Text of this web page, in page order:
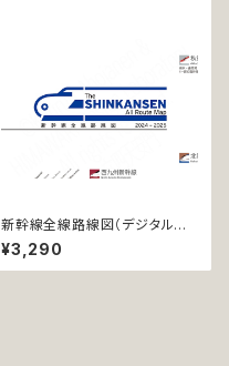
新幹線全線路線図（デジタル版
／LT-NC）
¥3,290